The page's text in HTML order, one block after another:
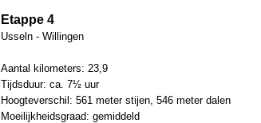
Etappe 4
Usseln - Willingen
Aantal kilometers: 23,9
Tijdsduur: ca. 7½ uur
Hoogteverschil: 561 meter stijen, 546 meter dalen
Moeilijkheidsgraad: gemiddeld